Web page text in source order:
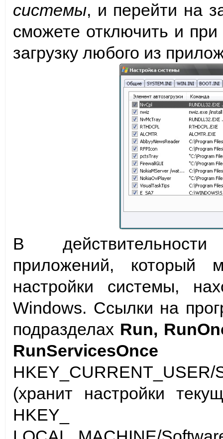
системы, и перейти на
сможете отключить и
загрузку любого из
В
приложений, который
настройки системы,
Windows. Ссылки на
подразделах Run,
RunServicesOnce
HKEY_СURRENT_USER/
(хранит настройки
HKEY_